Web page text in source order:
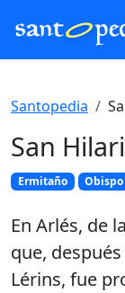
Santopedia
San
Ermitaño Obispo
En Arlés, de
que,
Lérins, fue